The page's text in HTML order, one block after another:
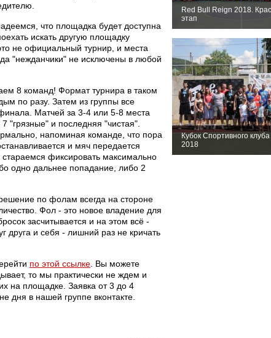
что площадка будет доступна
искать другую площадку
не официальный турнир, и места
"нежданчики" не исключены в любой
8 команд! Формат турнира в таком
по разу. Затем из группы все
Матчей за 3-4 или 5-8 места
"грязные" и последняя "чистая".
напоминая команде, что пора
и мяч передается
фиксировать максимально
одно дальнее попадание, либо 2
по фолам всегда на стороне
Фол - это новое владение для
засчитывается и на этом всё -
друга и себя - лишний раз не кричать
по этой ссылке . Вы можете
то мы практически не ждем и
на площадке. Заявка от 3 до 4
дня в нашей группе вконтакте.
Red Bull Reign 2018.
этап
Кубок Спортивного
2018